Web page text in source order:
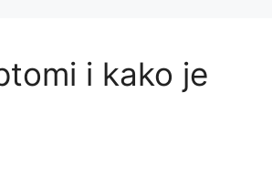
i kako je